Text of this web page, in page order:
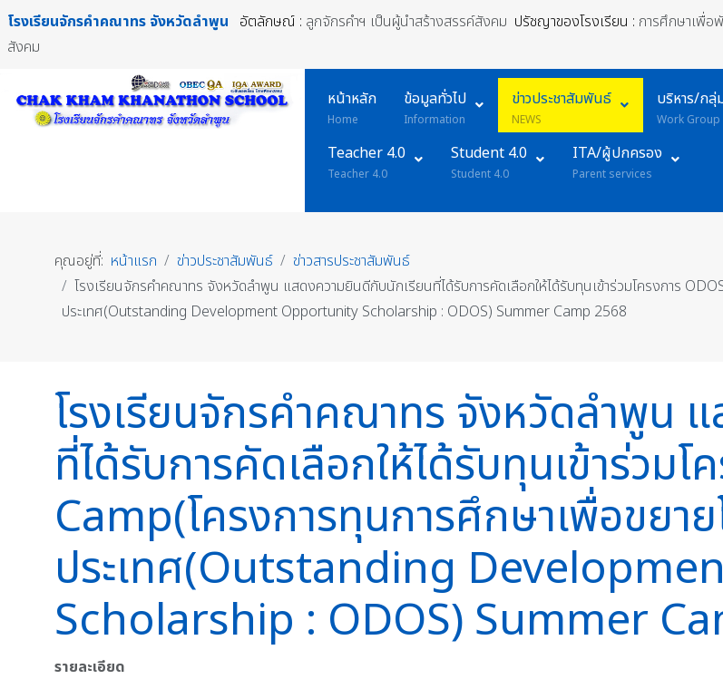
โรงเรียนจักรคำคณาทร จังหวัดลำพูน อัตลักษณ์ : ลูกจักรคำฯ เป็นผู้นำสร้างสรรค์สังคม ปรัชญาของโรงเรียน : การศึกษาเพื่อ
สังคม
หน้าหลัก
Home
ข้อมูลทั่วไป
Information
ข่าวประชาสัมพันธ์
NEWS
บริหาร/กลุ่
Work Group
Teacher 4.0
Teacher 4.0
Student 4.0
Student 4.0
ITA/ผู้ปกครอง
Parent services
คุณอยู่ที่: หน้าแรก ข่าวประชาสัมพันธ์
ข่าวสารประชาสัมพันธ์
โรงเรียนจักรคำคณาทร จังหวัดลำพูน แสดงความยินดีกับนักเรียนที่ได้รับการคัดเลือกให้ได้รับทุนเข้าร่วมโครงการ
ประเทศ(Outstanding Development Opportunity Scholarship : ODOS) Summer Camp 2568
โรงเรียนจักรคำคณาทร จังหวัดลำพูน
ที่ได้รับการคัดเลือกให้ได้รับทุนเข้าร่วม
Camp(โครงการทุนการศึกษาเพื่อขยา
ประเทศ(Outstanding
Scholarship : ODOS) Summer
รายละเอียด